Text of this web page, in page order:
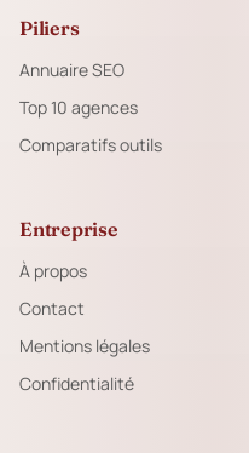
Piliers
Annuaire SEO
Top 10 agences
Comparatifs outils
Entreprise
À propos
Contact
Mentions légales
Confidentialité